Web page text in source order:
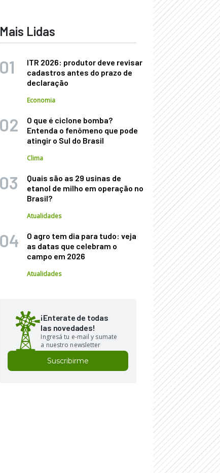
Mais Lidas
ITR 2026: produtor deve revisar
cadastros antes do prazo de
declaração
Economia
O que é ciclone bomba?
Entenda o fenômeno que pode
atingir o Sul do Brasil
Clima
Quais são as 29 usinas de
etanol de milho em operação no
Brasil?
Atualidades
O agro tem dia para tudo: veja
as datas que celebram o
campo em 2026
Atualidades
¡Enterate de todas
las novedades!
Ingresá tu e-mail y sumate
a nuestro newsletter
Suscribirme